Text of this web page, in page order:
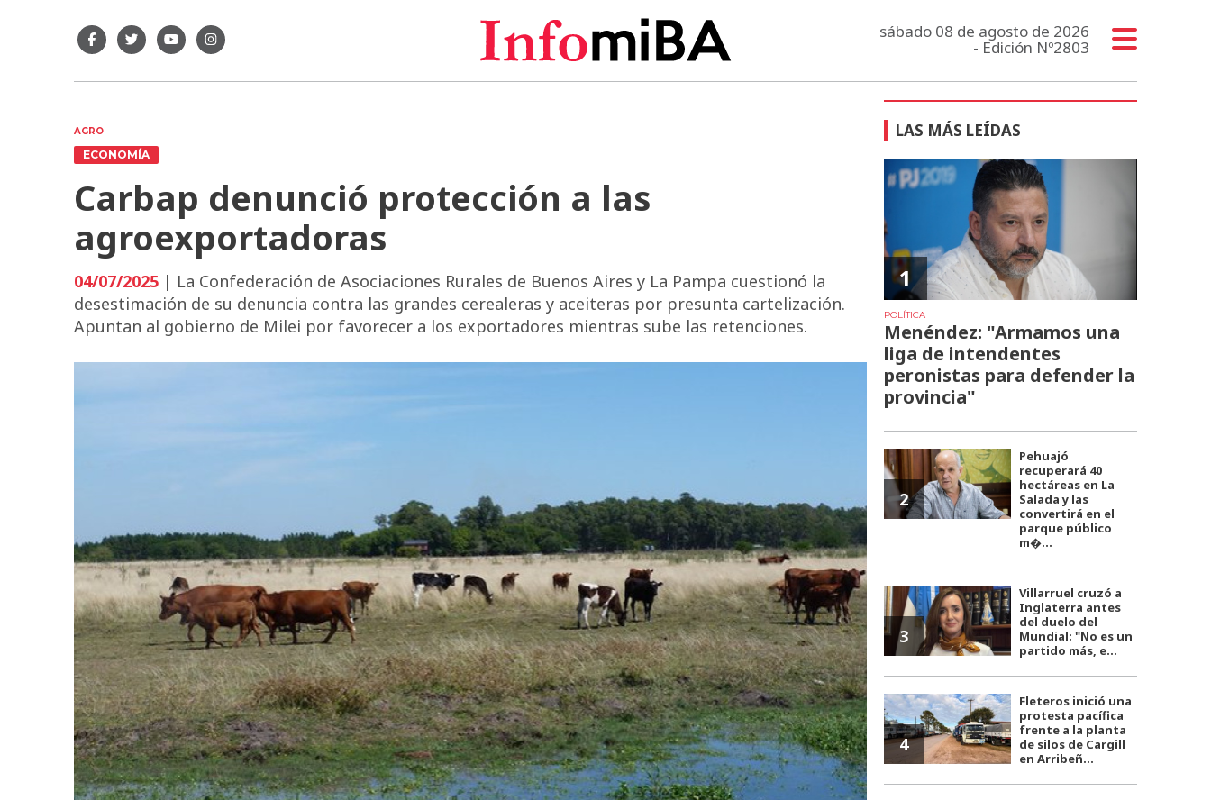
sábado 08 de agosto de 2026
- Edición Nº2803
AGRO
ECONOMÍA
Carbap denunció protección a las
agroexportadoras
04/07/2025 | La Confederación de Asociaciones Rurales de Buenos Aires y La Pampa cuestionó la
desestimación de su denuncia contra las grandes cerealeras y aceiteras por presunta cartelización.
Apuntan al gobierno de Milei por favorecer a los exportadores mientras sube las retenciones.
LAS MÁS LEÍDAS
1
POLÍTICA
Menéndez: "Armamos una
liga de intendentes
peronistas para defender la
provincia"
2
Pehuajó
recuperará 40
hectáreas en La
Salada y las
convertirá en el
parque público
m�...
3
Villarruel cruzó a
Inglaterra antes
del duelo del
Mundial: "No es un
partido más, e...
4
Fleteros inició una
protesta pacífica
frente a la planta
de silos de Cargill
en Arribeñ...